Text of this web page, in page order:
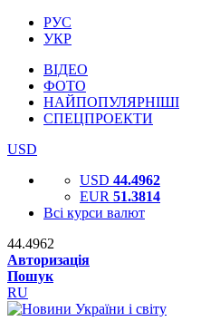
РУС
УКР
ВІДЕО
ФОТО
НАЙПОПУЛЯРНІШІ
СПЕЦПРОЕКТИ
USD
USD 44.4962
EUR 51.3814
Всі курси валют
44.4962
Авторизація
Пошук
RU